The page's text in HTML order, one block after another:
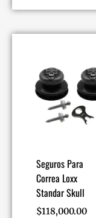
Seguros Para
Correa Loxx
Standar Skull
$118,000.00